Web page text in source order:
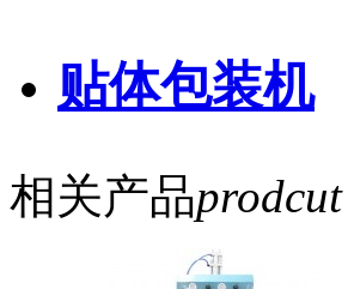
贴体包装机
相关产品prodcut